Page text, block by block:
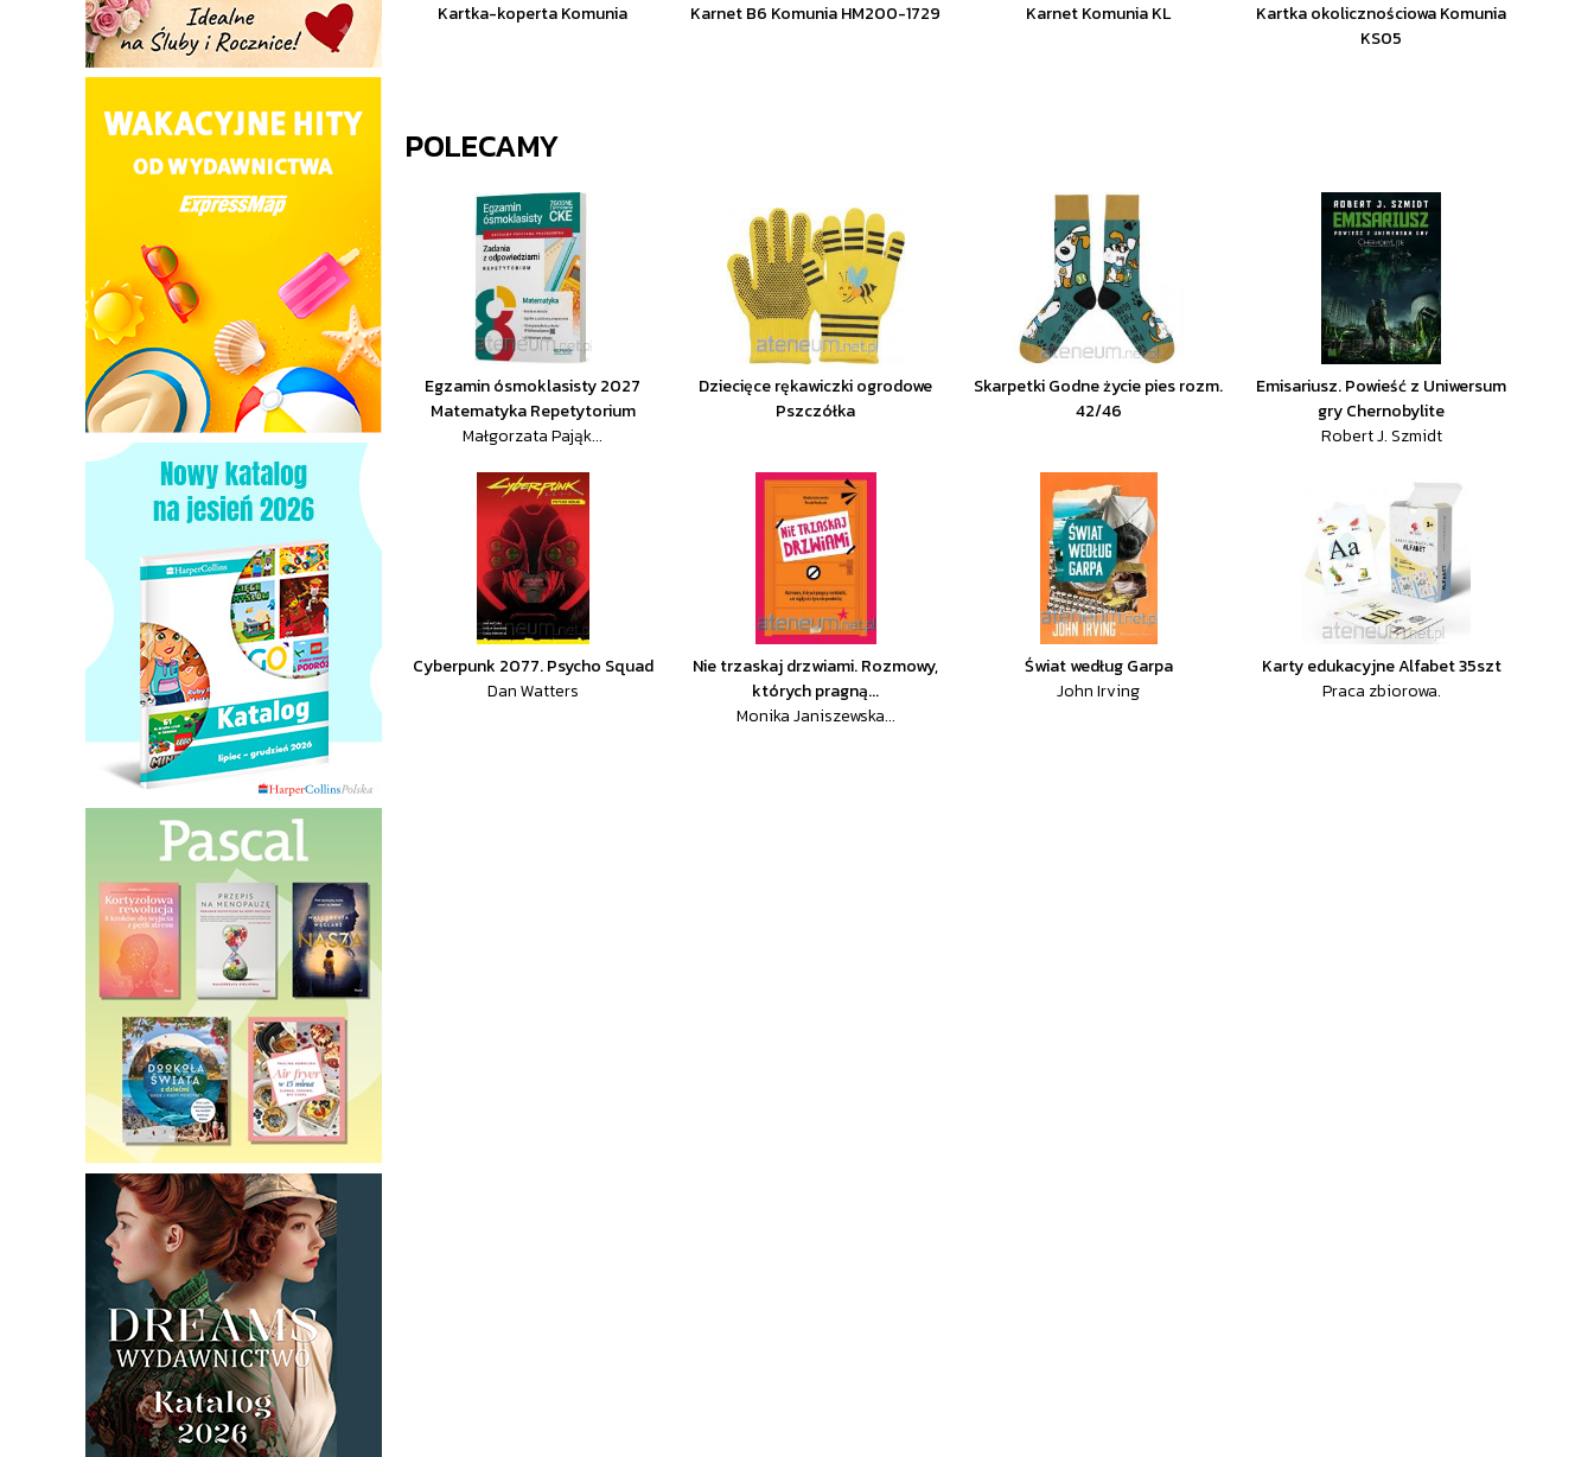
Kartka-koperta Komunia Karnet B6 Komunia HM200-1729 Karnet Komunia KL
Kartka okolicznościowa Komunia
KS05
POLECAMY
Egzamin ósmoklasisty 2027
Matematyka Repetytorium
Małgorzata Pająk...
Dziecięce rękawiczki ogrodowe
Pszczółka
Skarpetki Godne życie pies rozm.
42/46
Emisariusz. Powieść z Uniwersum
gry Chernobylite
Robert J. Szmidt
Cyberpunk 2077. Psycho Squad
Dan Watters
Nie trzaskaj drzwiami. Rozmowy,
których pragną...
Monika Janiszewska...
Świat według Garpa
John Irving
Karty edukacyjne Alfabet 35szt
Praca zbiorowa.